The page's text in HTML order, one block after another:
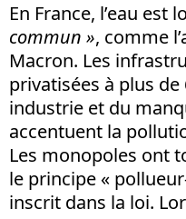
En France, l’eau est
commun », comme
Macron. Les
privatisées à plus de
industrie et du
accentuent la
Les monopoles ont
le principe «
inscrit dans la loi.